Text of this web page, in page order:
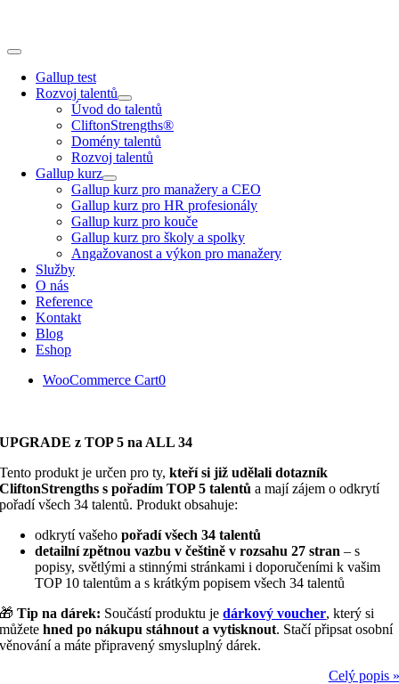
content
Toggle
Navigation
Gallup test
Rozvoj talentů
Úvod do talentů
CliftonStrengths®
Domény talentů
Rozvoj talentů
Gallup kurz
Gallup kurz pro manažery a CEO
Gallup kurz pro HR profesionály
Gallup kurz pro kouče
Gallup kurz pro školy a spolky
Angažovanost a výkon pro manažery
Služby
O nás
Reference
Kontakt
Blog
Eshop
WooCommerce Cart0
UPGRADE z TOP 5 na ALL 34
Tento produkt je určen pro ty,kteří si již udělali dotazník
CliftonStrengths s pořadím TOP 5 talentů a mají zájem o odkrytí
pořadí všech 34 talentů. Produkt obsahuje:
odkrytí vašehopořadí všech 34 talentů
detailní zpětnou vazbu v češtině v rozsahu 27 stran – s
popisy, světlými a stinnými stránkami i doporučeními k vašim
TOP 10 talentům a s krátkým popisem všech 34 talentů
🎁 Tip na dárek: Součástí produktu jedárkový voucher, který si
můžetehned po nákupu stáhnout a vytisknout. Stačí připsat osobní
věnování a máte připravený smysluplný dárek.
Celý popis »